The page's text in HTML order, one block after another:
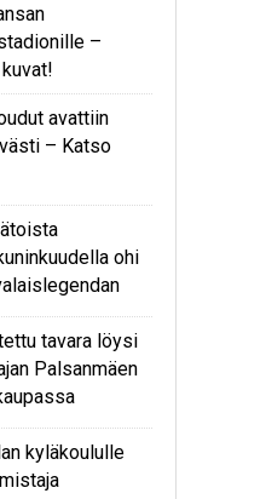
–
avattiin
– Katso
ohi
tavara löysi
Palsanmäen
kyläkoululle